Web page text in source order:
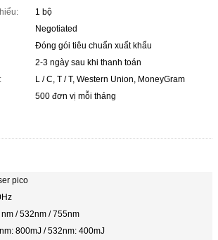
1 bộ
Negotiated
Đóng gói tiêu chuẩn xuất khẩu
2-3 ngày sau khi thanh toán
L / C, T / T, Western Union, MoneyGram
500 đơn vị mỗi tháng
pico
/ 532nm / 755nm
800mJ / 532nm: 400mJ